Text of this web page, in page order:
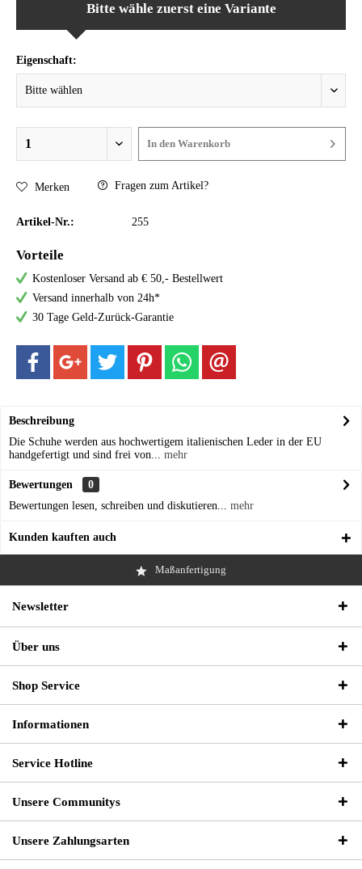
Bitte wähle zuerst eine Variante
Eigenschaft:
In den Warenkorb
Merken Fragen zum Artikel?
Artikel-Nr.: 255
Vorteile
Kostenloser Versand ab € 50,- Bestellwert
Versand innerhalb von 24h*
30 Tage Geld-Zurück-Garantie
Beschreibung
Die Schuhe werden aus hochwertigem italienischen Leder in der EU
handgefertigt und sind frei von... mehr
Bewertungen
0
Bewertungen lesen, schreiben und diskutieren... mehr
Kunden kauften auch
Maßanfertigung
Newsletter
Über uns
Shop Service
Informationen
Service Hotline
Unsere Communitys
Unsere Zahlungsarten